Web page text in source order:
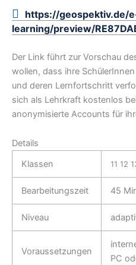
https://geospektiv.de/
learning/preview/
Der Link führt zur Vorschau
wollen, dass ihre
und deren Lernfortschritt
sich als Lehrkraft kostenlos
anonymisierte Accounts für
Details
Klassen
11 12
Bearbeitungszeit 45
Niveau
Voraussetzungen
PC